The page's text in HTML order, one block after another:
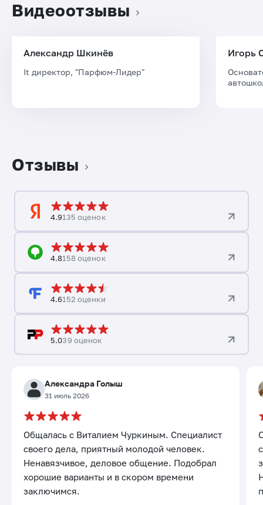
Видеоотзывы
Александр Шкинёв
It директор, "Парфюм-Лидер"
Игорь
Отзывы
4.9135 оценок
4.8158 оценок
4.6152 оценки
5.039 оценок
Александра Голыш
31 июль 2026
Общалась с Виталием Чуркиным. Специалист
своего дела, приятный молодой человек.
Ненавязчивое, деловое общение. Подобрал
хорошие варианты и в скором времени
заключимся.